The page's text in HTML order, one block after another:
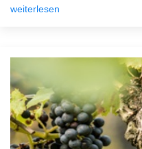
weiterlesen